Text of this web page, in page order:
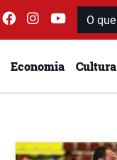
Economia Cultura